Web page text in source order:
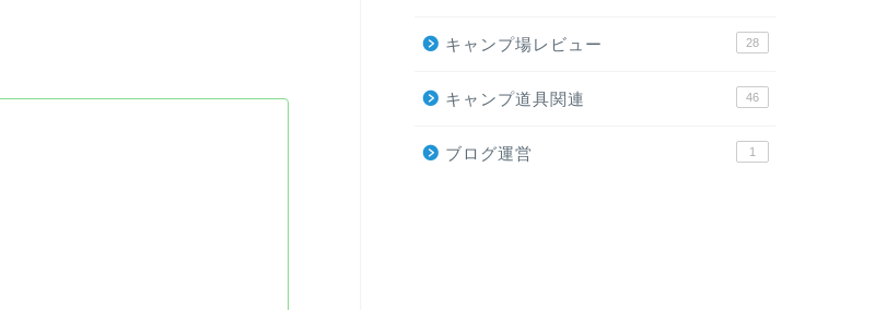
キャンプ場レビュー 28
キャンプ道具関連 46
ブログ運営 1